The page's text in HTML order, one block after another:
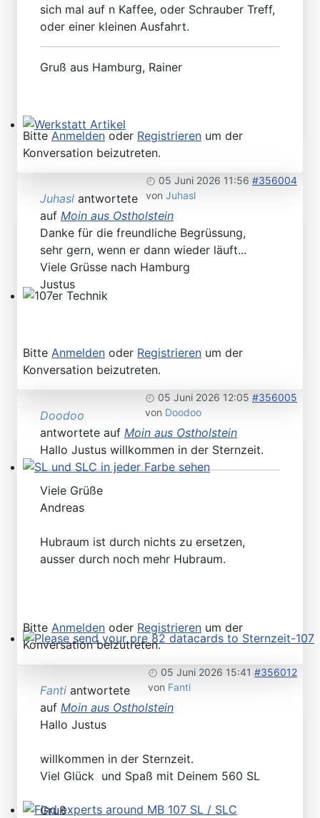
Werkstatt Artikel
SL und SLC in jeder Farbe sehen
sich mal auf n Kaffee, oder Schrauber Treff,
oder einer kleinen Ausfahrt.
Gruß aus Hamburg, Rainer
Bitte Anmelden oder Registrieren um der
Konversation beizutreten.
05 Juni 2026 11:56 #356004
von Juhasl
Juhasl antwortete
auf Moin aus Ostholstein
Danke für die freundliche Begrüssung,
sehr gern, wenn er dann wieder läuft...
Viele Grüsse nach Hamburg
Justus
Bitte Anmelden oder Registrieren um der
Konversation beizutreten.
05 Juni 2026 12:05 #356005
von Doodoo
Doodoo
antwortete auf Moin aus Ostholstein
Hallo Justus willkommen in der Sternzeit.
Viele Grüße
Andreas
Hubraum ist durch nichts zu ersetzen,
ausser durch noch mehr Hubraum.
Bitte Anmelden oder Registrieren um der
Konversation beizutreten.
05 Juni 2026 15:41 #356012
von Fanti
Fanti antwortete
auf Moin aus Ostholstein
Hallo Justus
willkommen in der Sternzeit.
Viel Glück und Spaß mit Deinem 560 SL
Gruß